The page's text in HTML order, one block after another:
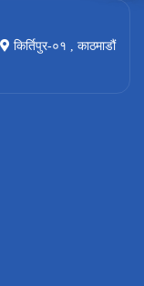
किर्तिपुर-०१ , काठमाडौं